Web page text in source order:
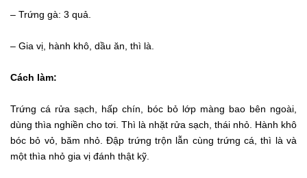
– Trứng gà: 3 quả.
– Gia vị, hành khô, dầu ăn, thì là.
Cách làm:
Trứng cá rửa sạch, hấp chín, bóc bỏ lớp màng bao bên ngoài,
dùng thìa nghiền cho tơi. Thì là nhặt rửa sạch, thái nhỏ. Hành khô
bóc bỏ vỏ, băm nhỏ. Đập trứng trộn lẫn cùng trứng cá, thì là và
một thìa nhỏ gia vị đánh thật kỹ.